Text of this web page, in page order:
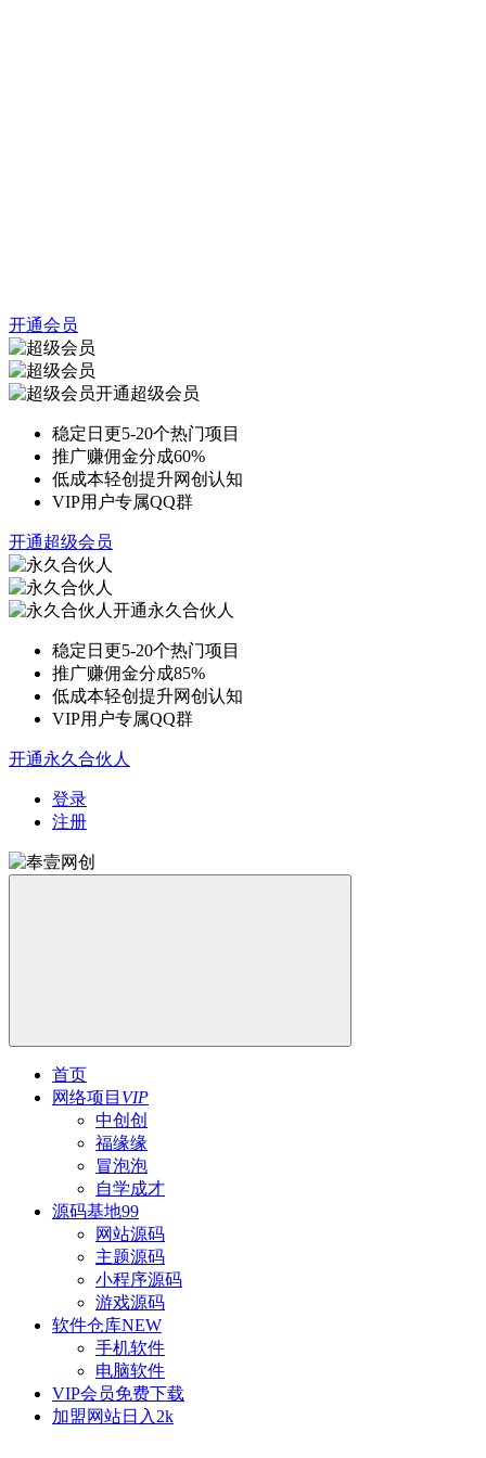
开通会员
开通超级会员
稳定日更5-20个热门项目
推广赚佣金分成60%
低成本轻创提升网创认知
VIP用户专属QQ群
开通超级会员
开通永久合伙人
稳定日更5-20个热门项目
推广赚佣金分成85%
低成本轻创提升网创认知
VIP用户专属QQ群
开通永久合伙人
登录
注册
首页
网络项目 VIP
中创创
福缘缘
冒泡泡
自学成才
源码基地99
网站源码
主题源码
小程序源码
游戏源码
软件仓库NEW
手机软件
电脑软件
VIP会员免费下载
加盟网站日入2k